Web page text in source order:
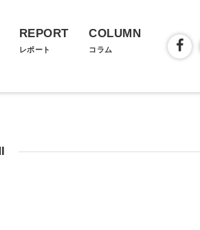
REPORT
レポート
COLUMN
コラム